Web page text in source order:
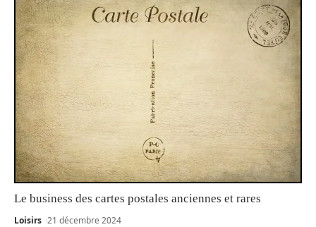
Le business des cartes postales anciennes et rares
Loisirs 21 décembre 2024